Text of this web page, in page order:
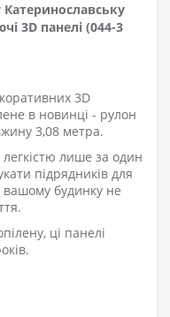
3D панелі (044-3
3D
в новинці - рулон
3,08 метра.
лише за один
підрядників для
вашому будинку не
ці панелі